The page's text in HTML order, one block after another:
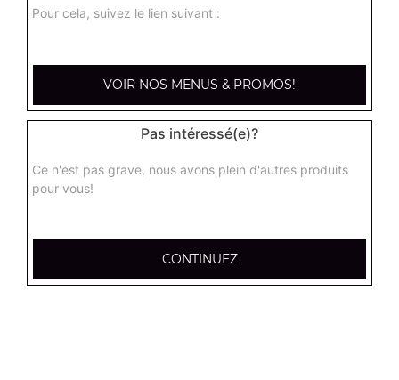
Pour cela, suivez le lien suivant :
VOIR NOS MENUS & PROMOS!
Pas intéressé(e)?
Ce n'est pas grave, nous avons plein d'autres produits
pour vous!
CONTINUEZ